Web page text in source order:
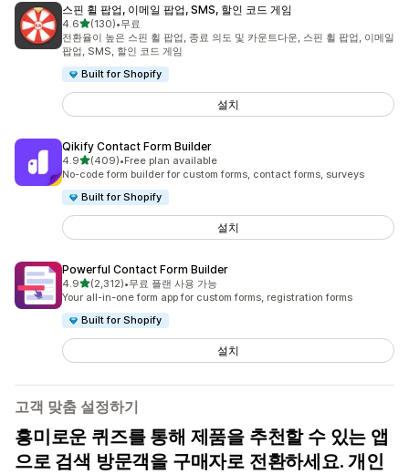
스핀 휠 팝업, 이메일 팝업, SMS, 할인 코드 게임
4.6별 5개 중
(130)
총 리뷰 130개
•무료
전환율이 높은 스핀 휠 팝업, 종료 의도 및 카운트다운, 스핀 휠 팝업, 이메일
팝업, SMS, 할인 코드 게임
Built for Shopify
설치
Qikify Contact Form Builder
4.9별 5개 중
(409)
총 리뷰 409개
•Free plan available
No-code form builder for custom forms, contact forms, surveys
Built for Shopify
설치
Powerful Contact Form Builder
4.9별 5개 중
(2,312)
총 리뷰 2312개
•무료 플랜 사용 가능
Your all-in-one form app for custom forms, registration forms
Built for Shopify
설치
고객 맞춤 설정하기
흥미로운 퀴즈를 통해 제품을 추천할 수 있는 앱
으로 검색 방문객을 구매자로 전환하세요. 개인